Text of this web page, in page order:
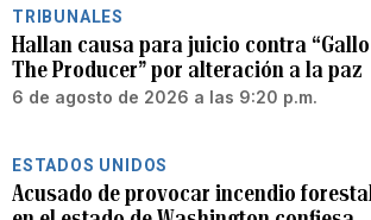
TRIBUNALES
Hallan causa para juicio contra “Gallo
The Producer” por alteración a la paz
6 de agosto de 2026 a las 9:20 p.m.
ESTADOS UNIDOS
Acusado de provocar incendio forestal